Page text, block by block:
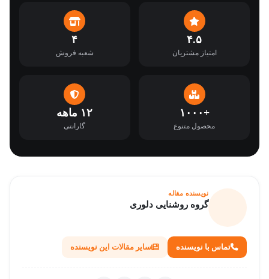
۴.۵
امتیاز مشتریان
۴
شعبه فروش
+۱۰۰۰
محصول متنوع
۱۲ ماهه
گارانتی
نویسنده مقاله
گروه روشنایی دلوری
تماس با نویسنده سایر مقالات این نویسنده